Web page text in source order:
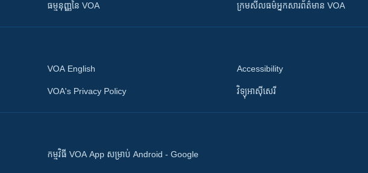
ធម្មនុញ្ញ​នៃ VOA ក្រម​​​សីលធម៌​​​អ្នក​​​សារព័ត៌មាន VOA
VOA English
VOA's Privacy Policy
Accessibility
វិទ្យុ​អាស៊ី​សេរី
កម្មវិធី​ VOA App សម្រាប់ Android - Google